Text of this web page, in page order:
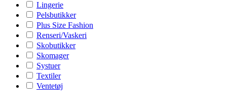
Lingerie
Pelsbutikker
Plus Size Fashion
Renseri/Vaskeri
Skobutikker
Skomager
Systuer
Textiler
Ventetøj